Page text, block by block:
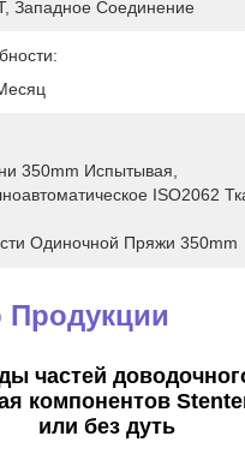
Западное Соединение
350mm Испытывая
ISO2062
Одиночной Пряжи 350mm
Продукции
частей
компонентов
или без дуть